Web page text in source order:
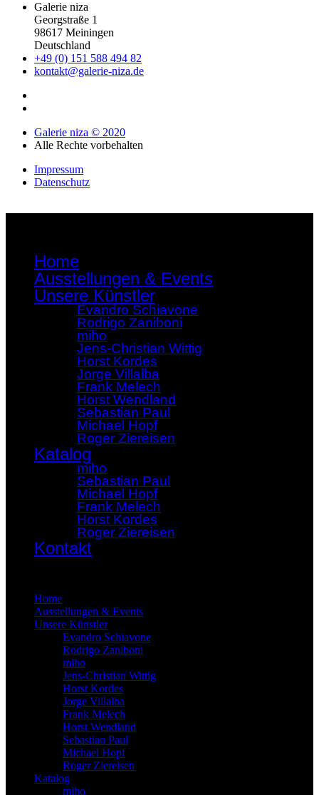
Galerie niza
Georgstraße 1
98617 Meiningen
Deutschland
+49 (0) 151 588 494 82
kontakt@galerie-niza.de
Galerie niza © 2020
Alle Rechte vorbehalten
Impressum
Datenschutz
Home
Ausstellungen & Events
Unsere Künstler
Evandro Schiavone
Rodrigo Zaniboni
miho
Jens-Christian Wittig
Horst Kordes
Jorge Villalba
Frank Melech
Horst Wendland
Sebastian Paul
Michael Hopf
Roger Ziereisen
Katalog
miho
Sebastian Paul
Michael Hopf
Frank Melech
Horst Kordes
Roger Ziereisen
Kontakt
Home
Ausstellungen & Events
Unsere Künstler
Evandro Schiavone
Rodrigo Zaniboni
miho
Jens-Christian Wittig
Horst Kordes
Jorge Villalba
Frank Melech
Horst Wendland
Sebastian Paul
Michael Hopf
Roger Ziereisen
Katalog
miho